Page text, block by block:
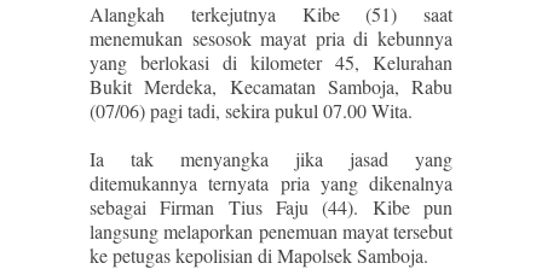
Alangkah terkejutnya Kibe (51) saat
menemukan sesosok mayat pria di kebunnya
yang berlokasi di kilometer 45, Kelurahan
Bukit Merdeka, Kecamatan Samboja, Rabu
(07/06) pagi tadi, sekira pukul 07.00 Wita.
Ia tak menyangka jika jasad yang
ditemukannya ternyata pria yang dikenalnya
sebagai Firman Tius Faju (44). Kibe pun
langsung melaporkan penemuan mayat tersebut
ke petugas kepolisian di Mapolsek Samboja.